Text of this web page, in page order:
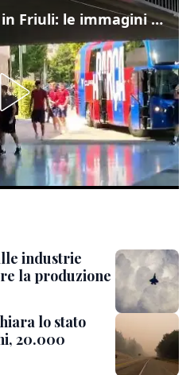
Il Barcellona sbarca in Friuli: le immagini dell'arrivo in albergo
industrie
la produzione
lo stato
20.000